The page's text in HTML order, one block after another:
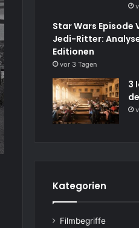
Star Wars Episode
Jedi-Ritter:
Editionen
vor 3 Tagen
3
Kategorien
Filmbegriffe